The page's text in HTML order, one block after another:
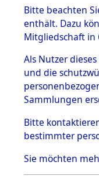
BESTÄNDE
1.
mente
5.
5.3
5.3.1
zu
en
5.3.2
Bitte beachten
enthält. Dazu
Mitgliedschaft in
Als Nutzer
und die
Sammlungen
Bitte
bestimmter
Sie möchten